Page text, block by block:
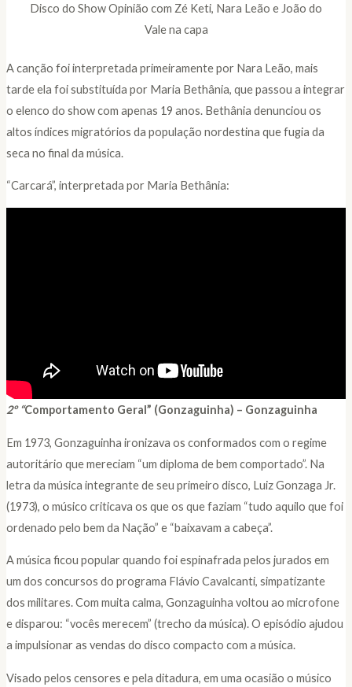
Disco do Show Opinião com Zé Keti, Nara Leão e João do
Vale na capa
A canção foi interpretada primeiramente por Nara Leão, mais
tarde ela foi substituída por Maria Bethânia, que passou a integrar
o elenco do show com apenas 19 anos. Bethânia denunciou os
altos índices migratórios da população nordestina que fugia da
seca no final da música.
“Carcará”, interpretada por Maria Bethânia:
2º “Comportamento Geral” (Gonzaguinha) – Gonzaguinha
Em 1973, Gonzaguinha ironizava os conformados com o regime
autoritário que mereciam “um diploma de bem comportado”. Na
letra da música integrante de seu primeiro disco, Luiz Gonzaga Jr.
(1973), o músico criticava os que os que faziam “tudo aquilo que foi
ordenado pelo bem da Nação” e “baixavam a cabeça”.
A música ficou popular quando foi espinafrada pelos jurados em
um dos concursos do programa Flávio Cavalcanti, simpatizante
dos militares. Com muita calma, Gonzaguinha voltou ao microfone
e disparou: “vocês merecem” (trecho da música). O episódio ajudou
a impulsionar as vendas do disco compacto com a música.
Visado pelos censores e pela ditadura, em uma ocasião o músico